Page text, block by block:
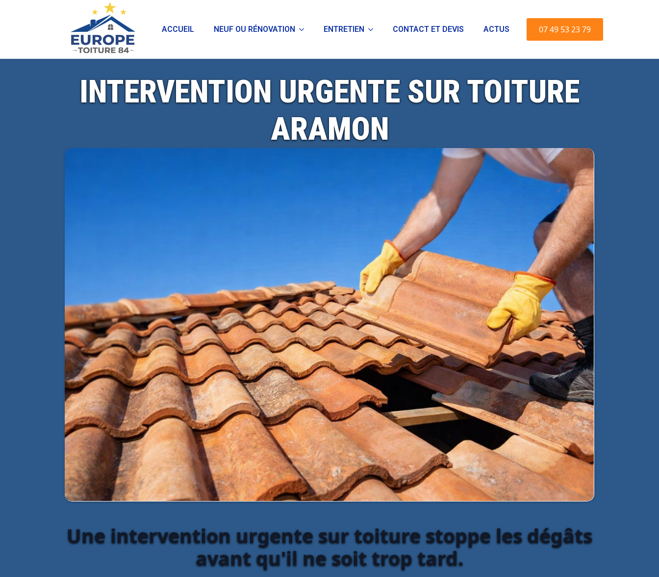
ACCUEIL NEUF OU RÉNOVATION ENTRETIEN CONTACT ET DEVIS ACTUS 07 49 53 23 79
INTERVENTION URGENTE SUR TOITURE
ARAMON
Une intervention urgente sur toiture stoppe les dégâts
avant qu'il ne soit trop tard.